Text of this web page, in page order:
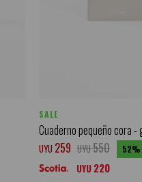
SALE
Cuaderno pequeño cora -
UYU 259 UYU550 52
UYU 220